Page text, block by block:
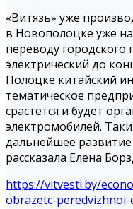
«Витязь» уже
в Новополоцке уже
переводу городского
электрический до
Полоцке китайский
тематическое
срастется и будет
электромобилей.
дальнейшее развитие
рассказала Елена
https://vitvesti.by/
obrazetc-